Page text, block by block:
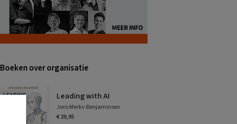
Boeken over organisatie
Leading with AI
Joris Merks-Benjaminsen
€ 29,95